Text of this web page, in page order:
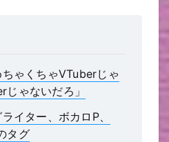
ゃくちゃVTuberじゃ
ゃないだろ」
イター、ボカロP、
タグ